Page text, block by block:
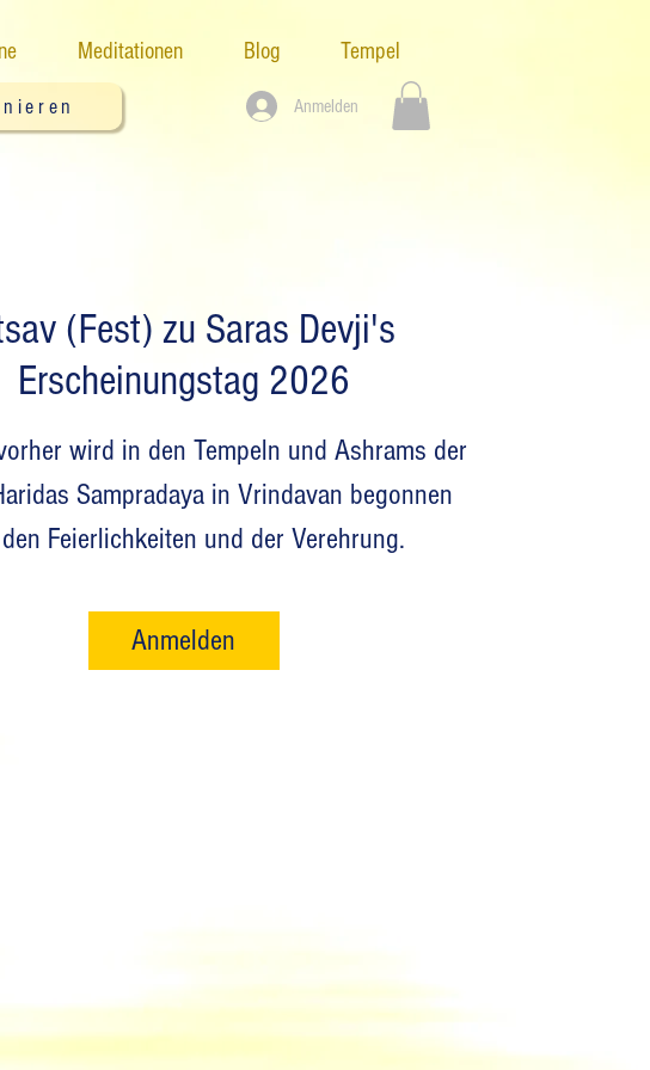
Meditationen Blog Tempel
Anmelden
(Fest) zu Saras Devji's
Erscheinungstag 2026
wird in den Tempeln und Ashrams der
Sampradaya in Vrindavan begonnen
Feierlichkeiten und der Verehrung.
Anmelden